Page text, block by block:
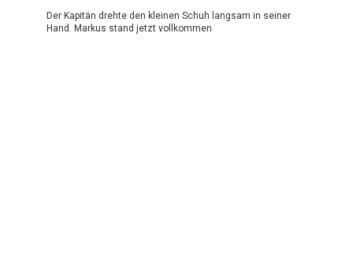
Der Kapitän drehte den kleinen Schuh langsam in seiner
Hand. Markus stand jetzt vollkommen